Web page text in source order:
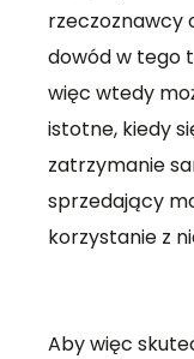
rzeczoznawcy
dowód w tego
więc wtedy
istotne, kiedy
zatrzymanie
sprzedający
korzystanie z
Aby więc